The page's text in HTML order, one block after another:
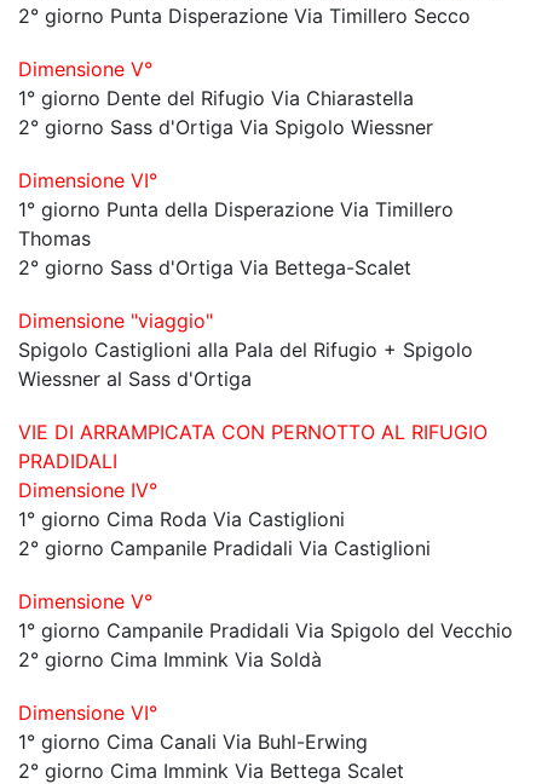
2° giorno Punta Disperazione Via Timillero Secco
Dimensione V°
1° giorno Dente del Rifugio Via Chiarastella
2° giorno Sass d'Ortiga Via Spigolo Wiessner
Dimensione VI°
1° giorno Punta della Disperazione Via Timillero
Thomas
2° giorno Sass d'Ortiga Via Bettega-Scalet
Dimensione "viaggio"
Spigolo Castiglioni alla Pala del Rifugio + Spigolo
Wiessner al Sass d'Ortiga
VIE DI ARRAMPICATA CON PERNOTTO AL RIFUGIO
PRADIDALI
Dimensione IV°
1° giorno Cima Roda Via Castiglioni
2° giorno Campanile Pradidali Via Castiglioni
Dimensione V°
1° giorno Campanile Pradidali Via Spigolo del Vecchio
2° giorno Cima Immink Via Soldà
Dimensione VI°
1° giorno Cima Canali Via Buhl-Erwing
2° giorno Cima Immink Via Bettega Scalet